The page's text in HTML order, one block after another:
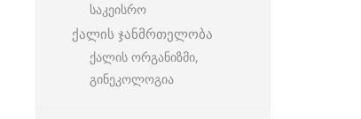
საკეისრო
ქალის ჯანმრთელობა
ქალის ორგანიზმი,
გინეკოლოგია